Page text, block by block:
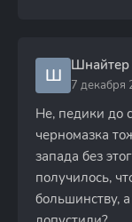
Ш Шнайтер
7 декабря
Не, педики до
черномазка
запада без
получилось,
большинству,